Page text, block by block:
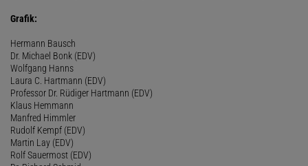
Grafik:
Hermann Bausch
Dr. Michael Bonk (EDV)
Wolfgang Hanns
Laura C. Hartmann (EDV)
Professor Dr. Rüdiger Hartmann (EDV)
Klaus Hemmann
Manfred Himmler
Rudolf Kempf (EDV)
Martin Lay (EDV)
Rolf Sauermost (EDV)